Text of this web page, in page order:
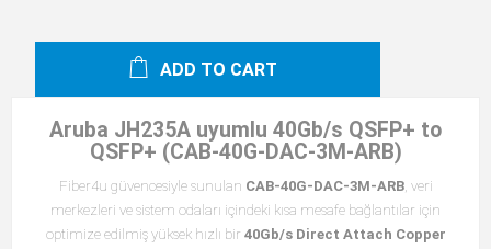
ADD TO CART
Aruba JH235A uyumlu 40Gb/s QSFP+ to
QSFP+ (CAB-40G-DAC-3M-ARB)
Fiber4u güvencesiyle sunulan CAB-40G-DAC-3M-ARB, veri
merkezleri ve sistem odaları içindeki kısa mesafe bağlantılar için
optimize edilmiş yüksek hızlı bir 40Gb/s Direct Attach Copper